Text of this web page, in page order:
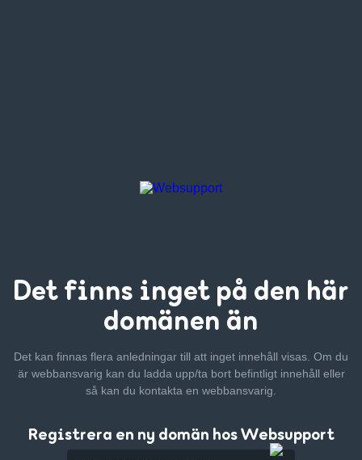
Det finns inget på den här
domänen än
Det kan finnas flera anledningar till att inget innehåll visas. Om du
är webbansvarig kan du ladda upp/ta bort befintligt innehåll eller
så kan du kontakta en webbansvarig.
Registrera en ny domän hos Websupport